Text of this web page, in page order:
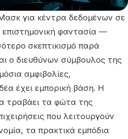
για κέντρα δεδομένων σε
φαντασία —
σκεπτικισμό παρά
ο διευθύνων σύμβουλος της
αμφιβολίες,
έχει εμπορική βάση. Η
τραβάει τα φώτα της
που λειτουργούν
τα πρακτικά εμπόδια